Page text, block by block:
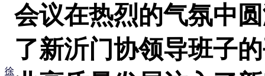
徐
会议在热烈的气氛中
了新沂门协领导班子